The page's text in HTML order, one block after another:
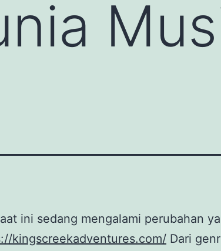
ini sedang mengalami perubahan
kingscreekadventures.com/ Dari